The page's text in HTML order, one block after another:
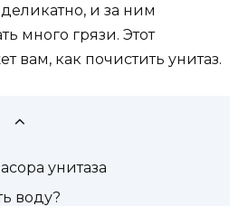
и за ним
много грязи. Этот
вам, как почистить унитаз.
унитаза
воду?